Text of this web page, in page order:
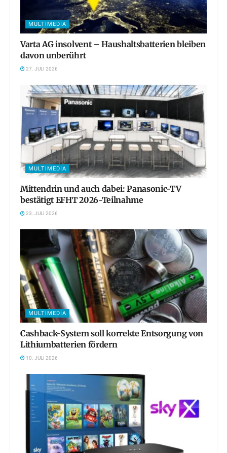
MULTIMEDIA
Varta AG insolvent – Haushaltsbatterien bleiben
davon unberührt
27. JULI 2026
MULTIMEDIA
Mittendrin und auch dabei: Panasonic-TV
bestätigt EFHT 2026-Teilnahme
23. JULI 2026
MULTIMEDIA
Cashback-System soll korrekte Entsorgung von
Lithiumbatterien fördern
10. JULI 2026